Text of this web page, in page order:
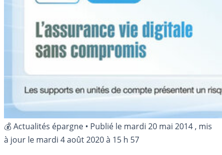
💰 Actualités épargne • Publié le mardi 20 mai 2014 , mis
à jour le mardi 4 août 2020 à 15 h 57